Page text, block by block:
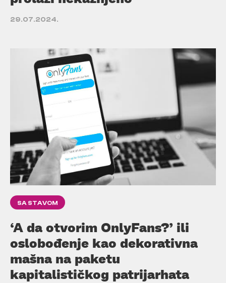
29.07.2024.
SA STAVOM
‘A da otvorim OnlyFans?’ ili
oslobođenje kao dekorativna
mašna na paketu
kapitalističkog patrijarhata